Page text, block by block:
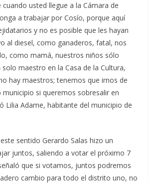
cuando usted llegue a la Cámara de
a trabajar por Cosío, porque aquí
y no es posible que les hayan
al diesel, como ganaderos, fatal, nos
como mamá, nuestros niños sólo
maestro en la Casa de la Cultura,
hay maestros; tenemos que irnos de
municipio si queremos sobresalir en
Lilia Adame, habitante del municipio de
sentido Gerardo Salas hizo un
juntos, saliendo a votar el próximo 7
que si votamos, juntos podremos
cambio para todo el distrito uno, no